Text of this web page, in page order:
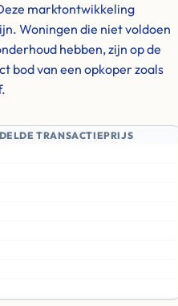
marktontwikkeling
Woningen die niet voldoen
hebben, zijn op de
bod van een opkoper zoals
TRANSACTIEPRIJS